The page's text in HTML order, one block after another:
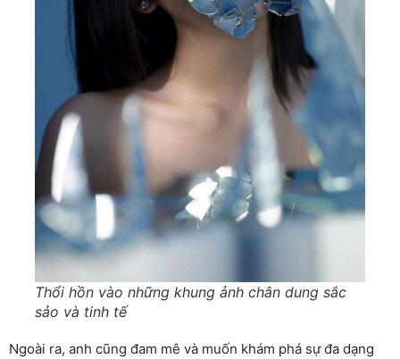
Thổi hồn vào những khung ảnh chân dung sắc
sảo và tinh tế
Ngoài ra, anh cũng đam mê và muốn khám phá sự đa dạng